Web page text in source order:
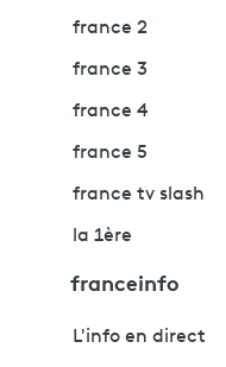
france 2
france 3
france 4
france 5
france tv slash
la 1ère
franceinfo
L'info en direct